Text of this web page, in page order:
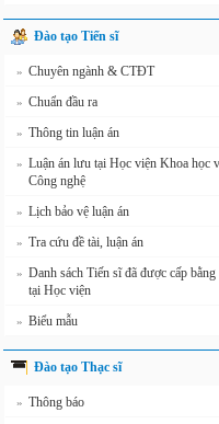
Đào tạo Tiến sĩ
» Chuyên ngành & CTĐT
» Chuẩn đầu ra
» Thông tin luận án
» Luận án lưu tại Học viện Khoa học
Công nghệ
» Lịch bảo vệ luận án
» Tra cứu đề tài, luận án
» Danh sách Tiến sĩ đã được cấp bằng
tại Học viện
» Biểu mẫu
Đào tạo Thạc sĩ
» Thông báo